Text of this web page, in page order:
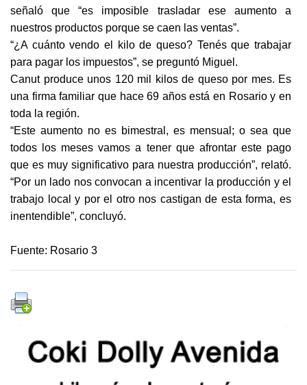
señaló que “es imposible trasladar ese aumento a
nuestros productos porque se caen las ventas”.
“¿A cuánto vendo el kilo de queso? Tenés que trabajar
para pagar los impuestos”, se preguntó Miguel.
Canut produce unos 120 mil kilos de queso por mes. Es
una firma familiar que hace 69 años está en Rosario y en
toda la región.
“Este aumento no es bimestral, es mensual; o sea que
todos los meses vamos a tener que afrontar este pago
que es muy significativo para nuestra producción”, relató.
“Por un lado nos convocan a incentivar la producción y el
trabajo local y por el otro nos castigan de esta forma, es
inentendible”, concluyó.
Fuente: Rosario 3